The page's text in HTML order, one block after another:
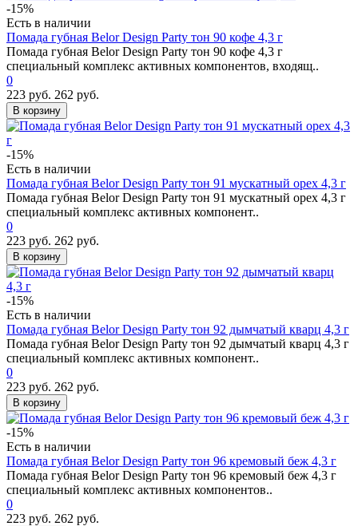
-15%
Есть в наличии
Помада губная Belor Design Party тон 90 кофе 4,3 г
Помада губная Belor Design Party тон 90 кофе 4,3 г
специальный комплекс активных компонентов, входящ..
0
223 руб. 262 руб.
В корзину
-15%
Есть в наличии
Помада губная Belor Design Party тон 91 мускатный орех 4,3 г
Помада губная Belor Design Party тон 91 мускатный орех 4,3 г
специальный комплекс активных компонент..
0
223 руб. 262 руб.
В корзину
-15%
Есть в наличии
Помада губная Belor Design Party тон 92 дымчатый кварц 4,3 г
Помада губная Belor Design Party тон 92 дымчатый кварц 4,3 г
специальный комплекс активных компонент..
0
223 руб. 262 руб.
В корзину
-15%
Есть в наличии
Помада губная Belor Design Party тон 96 кремовый беж 4,3 г
Помада губная Belor Design Party тон 96 кремовый беж 4,3 г
специальный комплекс активных компонентов..
0
223 руб. 262 руб.